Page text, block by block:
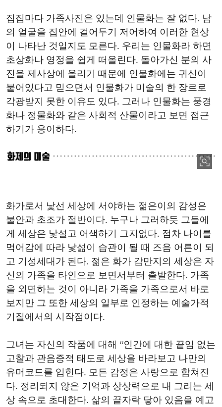
집집마다 가족사진은 있는데 인물화는 잘 없다. 남
의 얼굴을 집안에 걸어두기 저어하여 이러한 현상
이 나타난 것일지도 모른다. 우리는 인물화라 하면
초상화나 영정을 쉽게 떠올린다. 돌아가신 분의 사
진을 제사상에 올리기 때문에 인물화에는 귀신이
붙어있다고 믿으면서 인물화가 미술의 한 장르로
각광받지 못한 이유도 있다. 그러나 인물화는 풍경
화나 정물화와 같은 사회적 산물이라고 보면 접근
하기가 용이하다.
화가로서 낯선 세상에 서야하는 젊은이의 감성은
불안과 초조가 절반이다. 누구나 그러하듯 그들에
게 세상은 낯설고 어색하기 그지없다. 점차 나이를
먹어감에 따라 낯섦이 습관이 될 때 즈음 어른이 되
고 기성세대가 된다. 젊은 화가 감만지의 세상은 자
신의 가족을 타인으로 보면서부터 출발한다. 가족
을 외면하는 것이 아니라 가족을 가족으로서 바로
보지만 그 또한 세상의 일부로 인정하는 예술가적
기질에서의 시작점이다.
그녀는 자신의 작품에 대해 “인간에 대한 끝임 없는
고찰과 관음증적 태도로 세상을 바라보고 나만의
유머코드를 입힌다. 모든 감정은 사랑으로 합쳐진
다. 정리되지 않은 기억과 상상력으로 내 그리는 세
상 속으로 초대한다. 삶의 끝자락 닿아 있음을 예고